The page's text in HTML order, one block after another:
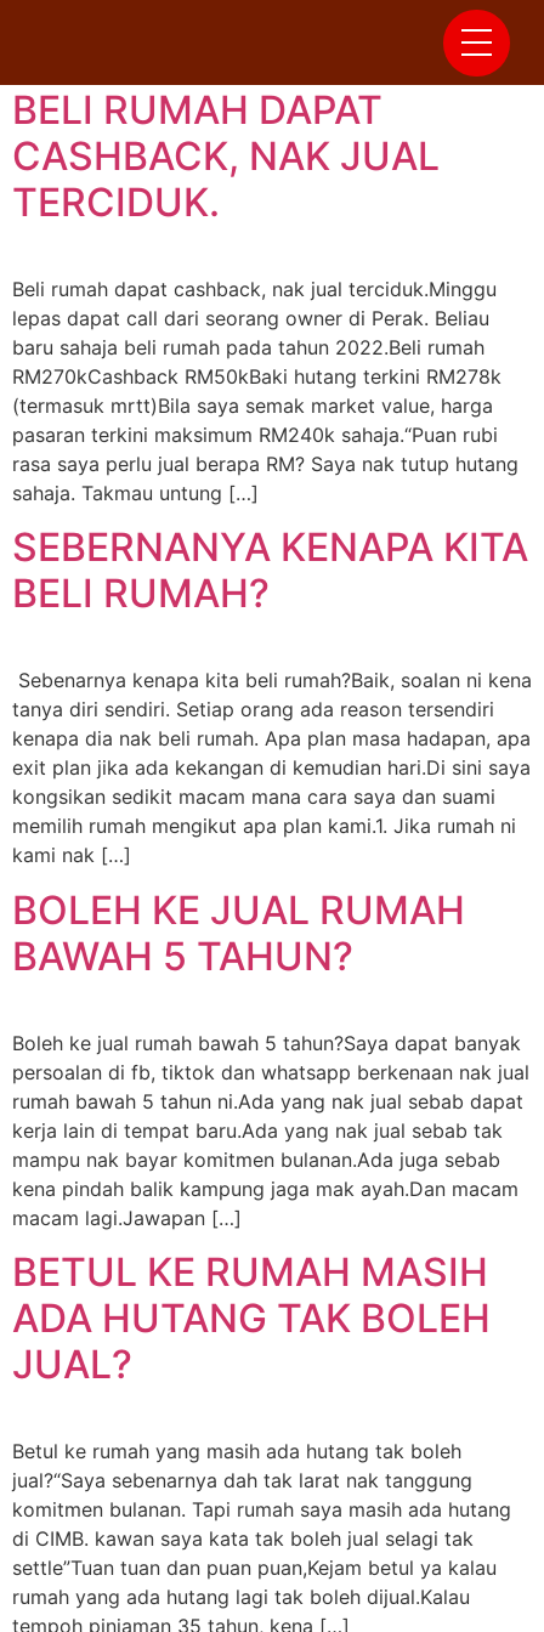
April 22, 2024
BELI RUMAH DAPAT
CASHBACK, NAK JUAL
TERCIDUK.
Beli rumah dapat cashback, nak jual terciduk.Minggu
lepas dapat call dari seorang owner di Perak. Beliau
baru sahaja beli rumah pada tahun 2022.Beli rumah
RM270kCashback RM50kBaki hutang terkini RM278k
(termasuk mrtt)Bila saya semak market value, harga
pasaran terkini maksimum RM240k sahaja.“Puan rubi
rasa saya perlu jual berapa RM? Saya nak tutup hutang
sahaja. Takmau untung […]
SEBERNANYA KENAPA KITA
BELI RUMAH?
Sebenarnya kenapa kita beli rumah?Baik, soalan ni kena
tanya diri sendiri. Setiap orang ada reason tersendiri
kenapa dia nak beli rumah. Apa plan masa hadapan, apa
exit plan jika ada kekangan di kemudian hari.Di sini saya
kongsikan sedikit macam mana cara saya dan suami
memilih rumah mengikut apa plan kami.1. Jika rumah ni
kami nak […]
BOLEH KE JUAL RUMAH
BAWAH 5 TAHUN?
Boleh ke jual rumah bawah 5 tahun?Saya dapat banyak
persoalan di fb, tiktok dan whatsapp berkenaan nak jual
rumah bawah 5 tahun ni.Ada yang nak jual sebab dapat
kerja lain di tempat baru.Ada yang nak jual sebab tak
mampu nak bayar komitmen bulanan.Ada juga sebab
kena pindah balik kampung jaga mak ayah.Dan macam
macam lagi.Jawapan […]
BETUL KE RUMAH MASIH
ADA HUTANG TAK BOLEH
JUAL?
Betul ke rumah yang masih ada hutang tak boleh
jual?“Saya sebenarnya dah tak larat nak tanggung
komitmen bulanan. Tapi rumah saya masih ada hutang
di CIMB. kawan saya kata tak boleh jual selagi tak
settle”Tuan tuan dan puan puan,Kejam betul ya kalau
rumah yang ada hutang lagi tak boleh dijual.Kalau
tempoh pinjaman 35 tahun, kena […]